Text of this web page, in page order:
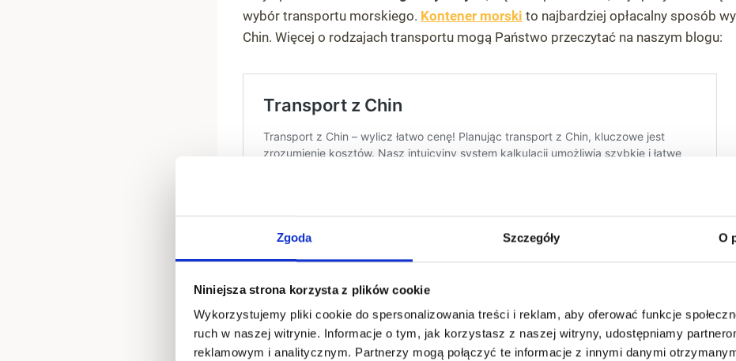
Zgoda Szczegóły O
Niniejsza strona korzysta z plików cookie
Wykorzystujemy pliki cookie do spersonalizowania treści i reklam, aby oferować funkcje
ruch w naszej witrynie. Informacje o tym, jak korzystasz z naszej witryny, udostępniamy
reklamowym i analitycznym. Partnerzy mogą połączyć te informacje z innymi danymi
wybór transportu morskiego. Kontener morski to najbardziej opłacalny sposób
Chin. Więcej o rodzajach transportu mogą Państwo przeczytać na naszym blogu:
Jakub Maj